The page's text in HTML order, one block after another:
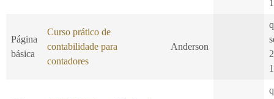
Página
básica
Curso prático de
contabilidade para
contadores
Anderson